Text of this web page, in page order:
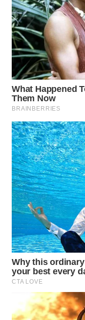
WALINKI
ID
MAWAKA
ID
MARTABAT
NET
PLN
WATCH
MKLI
LPKKI
LKKI
KOPEKLIN
PORTAL
KONSUMEN
FORWAMKI